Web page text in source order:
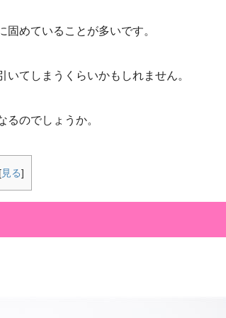
めていることが多いです。
てしまうくらいかもしれません。
のでしょうか。
[見る]